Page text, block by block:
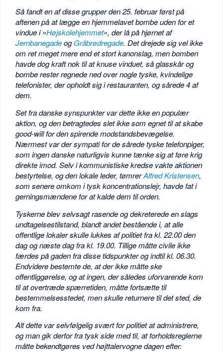
Så fandt en af disse grupper den 25. februar først på
aftenen på at lægge en hjemmelavet bombe uden for et
vindue i »Højskolehjemmet«, der lå på hjørnet af
JernbanegadeogGråbrødregade. Det drejede sig vel ikke
om ret meget mere end et stort kanonslag, men bomben
havde dog kraft nok til at knuse vinduet, så glasskår og
bombe rester regnede ned over nogle tyske, kvindelige
telefonister, der opholdt sig i restauranten, og sårede 4 af
dem.
Set fra danske synspunkter var dette ikke en populær
aktion, og den betragtedes slet ikke som egnet til at skabe
good-will for den spirende modstandsbevægelse.
Nærmest var der sympati for de sårede tyske telefonpiger,
som ingen danske naturligvis kunne tænke sig at føre krig
direkte imod. Selv i kommunistiske kredse vakte aktionen
bestyrtelse, og den lokale leder, tømrerAlfred Kristensen,
som senere omkom i tysk koncentrationslejr, havde fat i
gerningsmændene for at kalde dem til orden.
Tyskerne blev selvsagt rasende og dekreterede en slags
undtagelsestilstand, blandt andet bestående i, at alle
offentlige lokaler skulle lukkes af politiet fra kl. 22.00 den
dag og næste dag fra kl. 19.00. Tillige måtte civile ikke
færdes på gaden fra disse tidspunkter og indtil kl. 06.30.
Endvidere bestemte de, at der ikke måtte ske
offentliggørelse, og at ingen, der således uforvarende kom
til at overtræde spærretiden, måtte fortsætte til
bestemmelsesstedet, men skulle returnere til det sted, de
kom fra.
Alt dette var selvfølgelig svært for politiet at administrere,
og man gik derfor fra tysk side med til, at forholdsreglerne
måtte bekendtgøres ved højttalervogne dagen efter.